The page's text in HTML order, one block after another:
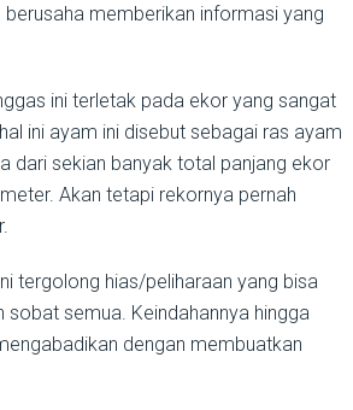
memberikan informasi yang
ini terletak pada ekor yang sangat
ini ayam ini disebut sebagai ras ayam
dari sekian banyak total panjang ekor
Akan tetapi rekornya pernah
tergolong hias/peliharaan yang bisa
sobat semua. Keindahannya hingga
dengan membuatkan